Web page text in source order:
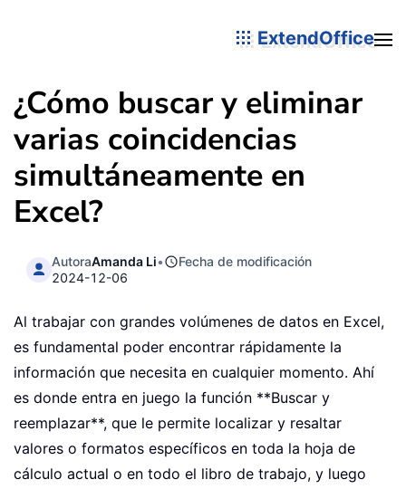
ExtendOffice
¿Cómo buscar y eliminar
varias coincidencias
simultáneamente en
Excel?
AutoraAmanda Li•
Fecha de modificación
2024-12-06
Al trabajar con grandes volúmenes de datos en Excel,
es fundamental poder encontrar rápidamente la
información que necesita en cualquier momento. Ahí
es donde entra en juego la función **Buscar y
reemplazar**, que le permite localizar y resaltar
valores o formatos específicos en toda la hoja de
cálculo actual o en todo el libro de trabajo, y luego